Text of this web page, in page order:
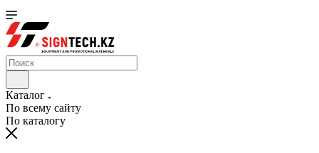
Каталог
По всему сайту
По каталогу